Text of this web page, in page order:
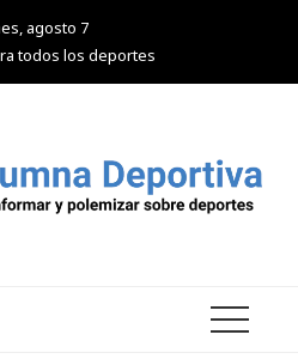
agosto 7
todos los deportes